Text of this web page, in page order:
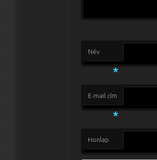
Név
*
E-mail cím
*
Honlap